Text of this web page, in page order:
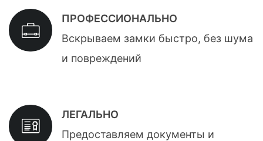
ПРОФЕССИОНАЛЬНО
Вскрываем замки быстро, без шума
и повреждений
ЛЕГАЛЬНО
Предоставляем документы и